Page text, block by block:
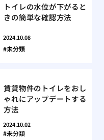
トイレの水位が下がると
きの簡単な確認方法
2024.10.08
未分類
賃貸物件のトイレをおし
ゃれにアップデートする
方法
2024.10.02
未分類